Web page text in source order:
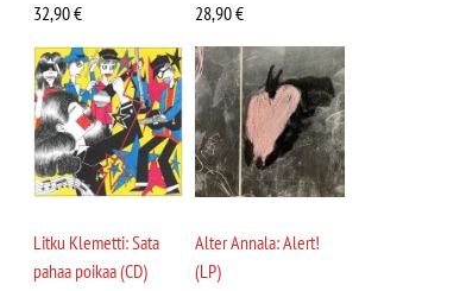
32,90€ 28,90€
Litku Klemetti: Sata
pahaa poikaa (CD)
Alter Annala: Alert!
(LP)